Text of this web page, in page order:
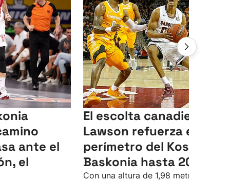
ante el
el
El escolta canadiense
Lawson refuerza el
perímetro del Kosner
Baskonia hasta 2028
Con una altura de 1,98 metros, tiene